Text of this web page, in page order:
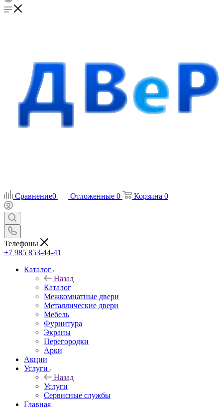
Сравнение0 Отложенные 0 Корзина 0
Телефоны
+7 985 853-44-41
Каталог
Назад
Каталог
Межкомнатные двери
Металлические двери
Мебель
Фурнитура
Экраны
Перегородки
Арки
Акции
Услуги
Назад
Услуги
Сервисные службы
Главная